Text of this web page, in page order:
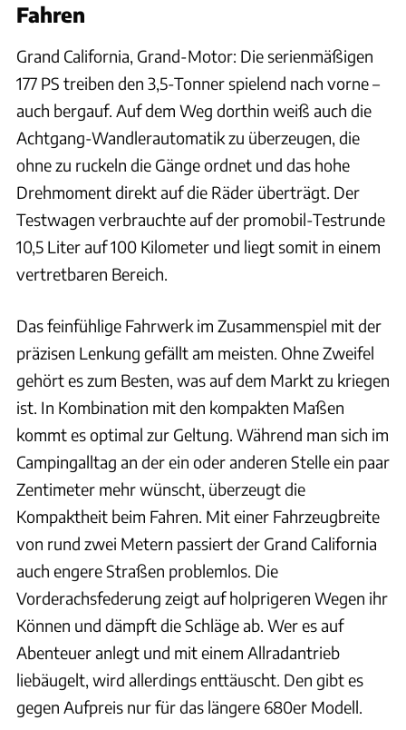
Fahren
Grand California, Grand-Motor: Die serienmäßigen
177 PS treiben den 3,5-Tonner spielend nach vorne –
auch bergauf. Auf dem Weg dorthin weiß auch die
Achtgang-Wandlerautomatik zu überzeugen, die
ohne zu ruckeln die Gänge ordnet und das hohe
Drehmoment direkt auf die Räder überträgt. Der
Testwagen verbrauchte auf der promobil-Testrunde
10,5 Liter auf 100 Kilometer und liegt somit in einem
vertretbaren Bereich.
Das feinfühlige Fahrwerk im Zusammenspiel mit der
präzisen Lenkung gefällt am meisten. Ohne Zweifel
gehört es zum Besten, was auf dem Markt zu kriegen
ist. In Kombination mit den kompakten Maßen
kommt es optimal zur Geltung. Während man sich im
Campingalltag an der ein oder anderen Stelle ein paar
Zentimeter mehr wünscht, überzeugt die
Kompaktheit beim Fahren. Mit einer Fahrzeugbreite
von rund zwei Metern passiert der Grand California
auch engere Straßen problemlos. Die
Vorderachsfederung zeigt auf holprigeren Wegen ihr
Können und dämpft die Schläge ab. Wer es auf
Abenteuer anlegt und mit einem Allradantrieb
liebäugelt, wird allerdings enttäuscht. Den gibt es
gegen Aufpreis nur für das längere 680er Modell.